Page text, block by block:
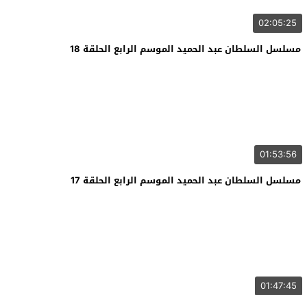
02:05:25
مسلسل السلطان عبد الحميد الموسم الرابع الحلقة 18
01:53:56
مسلسل السلطان عبد الحميد الموسم الرابع الحلقة 17
01:47:45